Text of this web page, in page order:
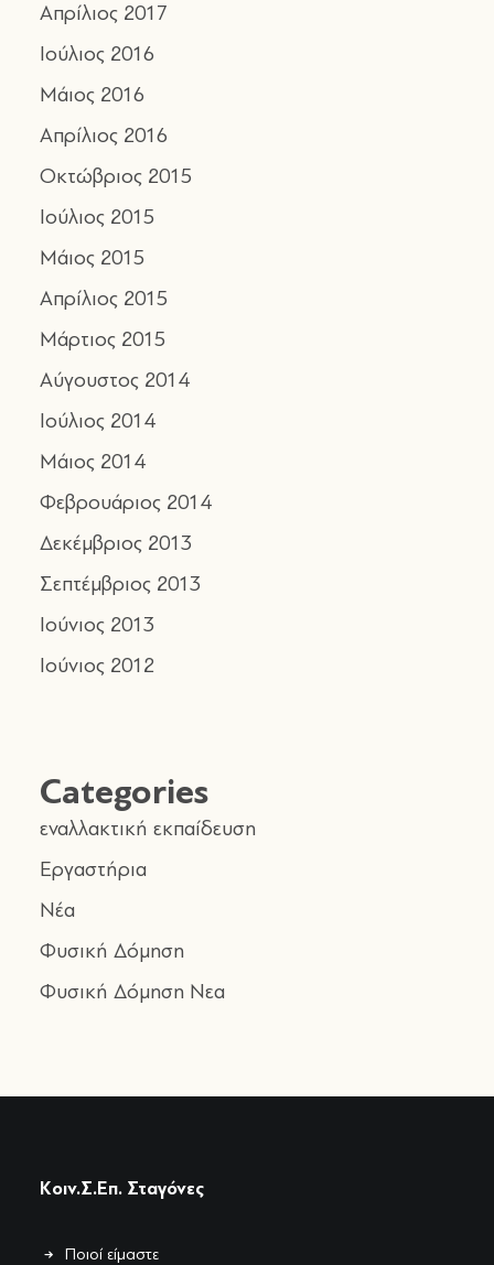
Απρίλιος 2017
Ιούλιος 2016
Μάιος 2016
Απρίλιος 2016
Οκτώβριος 2015
Ιούλιος 2015
Μάιος 2015
Απρίλιος 2015
Μάρτιος 2015
Αύγουστος 2014
Ιούλιος 2014
Μάιος 2014
Φεβρουάριος 2014
Δεκέμβριος 2013
Σεπτέμβριος 2013
Ιούνιος 2013
Ιούνιος 2012
Categories
εναλλακτική εκπαίδευση
Εργαστήρια
Νέα
Φυσική Δόμηση
Φυσική Δόμηση Νεα
Κοιν.Σ.Επ. Σταγόνες
Ποιοί είμαστε